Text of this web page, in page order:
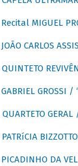
Recital MIGUEL
JOÃO CARLOS
QUINTETO
GABRIEL GROSSI
QUARTETO
PATRíCIA
PICADINHO DA